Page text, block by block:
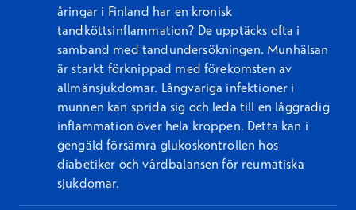
åringar i Finland har en kronisk
tandköttsinflammation? De upptäcks ofta i
samband med tandundersökningen. Munhälsan
är starkt förknippad med förekomsten av
allmänsjukdomar. Långvariga infektioner i
munnen kan sprida sig och leda till en låggradig
inflammation över hela kroppen. Detta kan i
gengäld försämra glukoskontrollen hos
diabetiker och vårdbalansen för reumatiska
sjukdomar.